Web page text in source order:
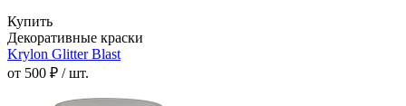
Купить
Декоративные краски
Krylon Glitter Blast
от 500 ₽ / шт.